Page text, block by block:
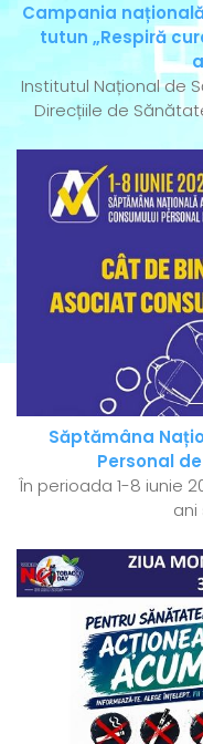
Campania
tutun „Respiră
Institutul Național de
Direcțiile de
Săptămâna
Personal
În perioada 1-8 iunie
ani